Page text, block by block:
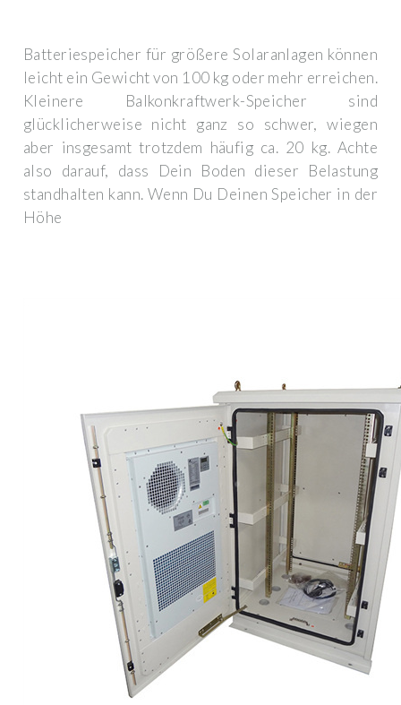
Batteriespeicher für größere Solaranlagen können
leicht ein Gewicht von 100 kg oder mehr erreichen.
Kleinere Balkonkraftwerk-Speicher sind
glücklicherweise nicht ganz so schwer, wiegen
aber insgesamt trotzdem häufig ca. 20 kg. Achte
also darauf, dass Dein Boden dieser Belastung
standhalten kann. Wenn Du Deinen Speicher in der
Höhe